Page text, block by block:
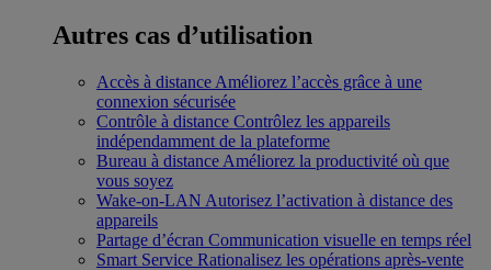
Autres cas d’utilisation
Accès à distance Améliorez l’accès grâce à une
connexion sécurisée
Contrôle à distance Contrôlez les appareils
indépendamment de la plateforme
Bureau à distance Améliorez la productivité où que
vous soyez
Wake-on-LAN Autorisez l’activation à distance des
appareils
Partage d’écran Communication visuelle en temps réel
Smart Service Rationalisez les opérations après-vente